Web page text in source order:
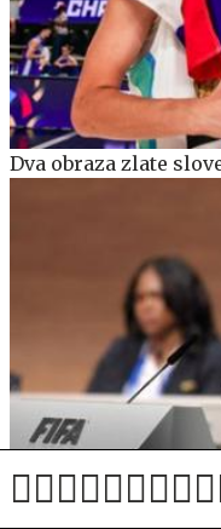
Dva obraza zlate